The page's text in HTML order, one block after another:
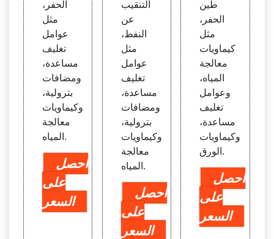
الحفر،
مثل
عوامل
تغليف
مساعدة،
ومضافات
بترولية،
وكيماويات
معالجة
المياه.
احصل
على
السعر
التنقيب
عن
النفط،
مثل
عوامل
تغليف
مساعدة،
ومضافات
بترولية،
وكيماويات
معالجة
المياه.
احصل
على
السعر
طين
الحفر،
مثل
كيماويات
معالجة
المياه،
وعوامل
تغليف
مساعدة،
وكيماويات
الورق.
احصل
على
السعر